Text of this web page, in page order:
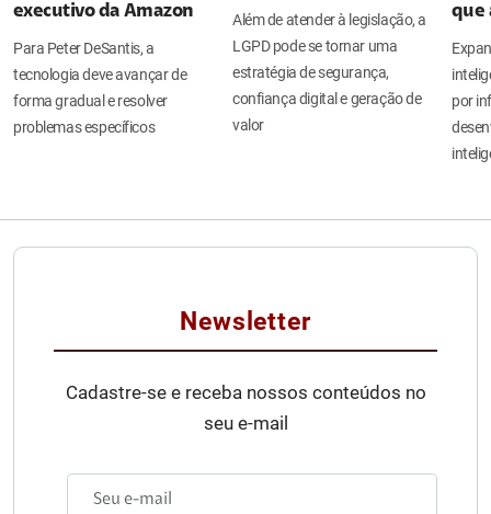
executivo da Amazon
Para Peter DeSantis, a
tecnologia deve avançar de
forma gradual e resolver
problemas específicos
Além de atender à legislação, a
LGPD pode se tornar uma
estratégia de segurança,
confiança digital e geração de
valor
que
por
Newsletter
Cadastre-se e receba nossos conteúdos no
seu e-mail